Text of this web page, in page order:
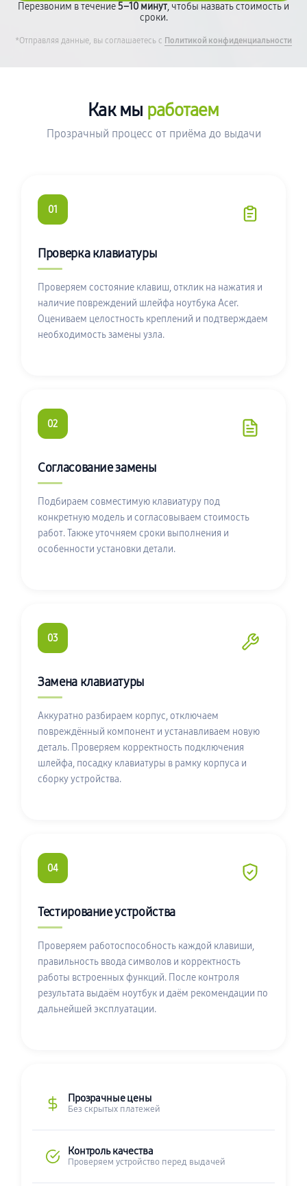
Перезвоним в течение 5–10 минут, чтобы назвать стоимость и
сроки.
*Отправляя данные, вы соглашаетесь с Политикой конфиденциальности
Как мы работаем
Прозрачный процесс от приёма до выдачи
01
Проверка клавиатуры
Проверяем состояние клавиш, отклик на нажатия и
наличие повреждений шлейфа ноутбука Acer.
Оцениваем целостность креплений и подтверждаем
необходимость замены узла.
02
Согласование замены
Подбираем совместимую клавиатуру под
конкретную модель и согласовываем стоимость
работ. Также уточняем сроки выполнения и
особенности установки детали.
03
Замена клавиатуры
Аккуратно разбираем корпус, отключаем
повреждённый компонент и устанавливаем новую
деталь. Проверяем корректность подключения
шлейфа, посадку клавиатуры в рамку корпуса и
сборку устройства.
04
Тестирование устройства
Проверяем работоспособность каждой клавиши,
правильность ввода символов и корректность
работы встроенных функций. После контроля
результата выдаём ноутбук и даём рекомендации по
дальнейшей эксплуатации.
Прозрачные цены
Без скрытых платежей
Контроль качества
Проверяем устройство перед выдачей